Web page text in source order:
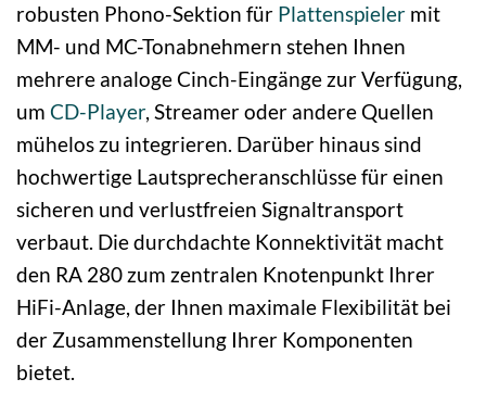
robusten Phono-Sektion für Plattenspieler mit
MM- und MC-Tonabnehmern stehen Ihnen
mehrere analoge Cinch-Eingänge zur Verfügung,
um CD-Player, Streamer oder andere Quellen
mühelos zu integrieren. Darüber hinaus sind
hochwertige Lautsprecheranschlüsse für einen
sicheren und verlustfreien Signaltransport
verbaut. Die durchdachte Konnektivität macht
den RA 280 zum zentralen Knotenpunkt Ihrer
HiFi-Anlage, der Ihnen maximale Flexibilität bei
der Zusammenstellung Ihrer Komponenten
bietet.